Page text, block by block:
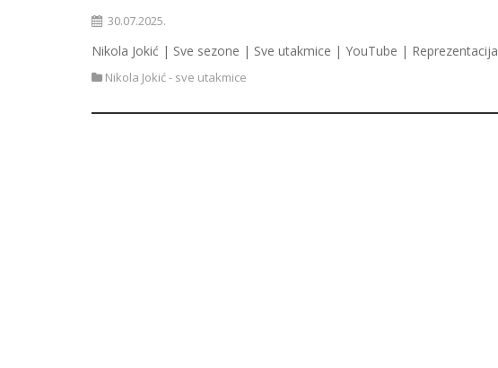
30.07.2025.
Nikola Jokić | Sve sezone | Sve utakmice | YouTube | Reprezentacija
Nikola Jokić - sve utakmice